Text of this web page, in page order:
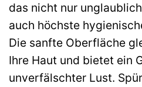
das nicht nur
auch höchste
Die sanfte Oberfläche
Ihre Haut und bietet ein
unverfälschter Lust.